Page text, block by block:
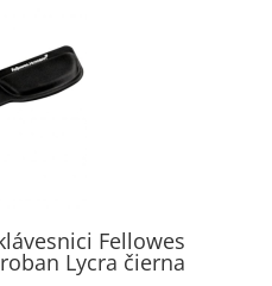
Fellowes
Lycra čierna